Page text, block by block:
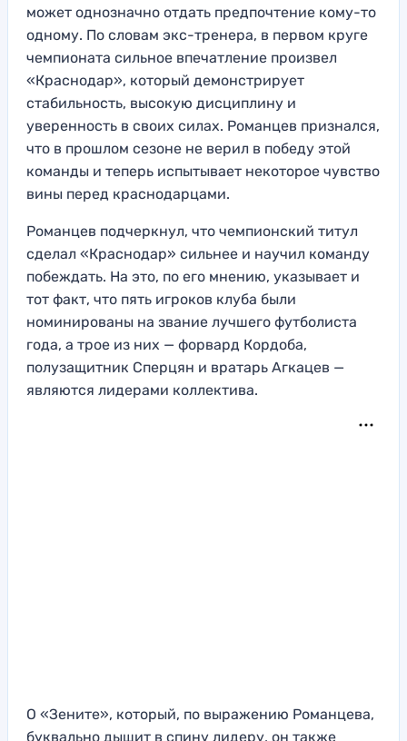
может однозначно отдать предпочтение кому-то
одному. По словам экс-тренера, в первом круге
чемпионата сильное впечатление произвел
«Краснодар», который демонстрирует
стабильность, высокую дисциплину и
уверенность в своих силах. Романцев признался,
что в прошлом сезоне не верил в победу этой
команды и теперь испытывает некоторое чувство
вины перед краснодарцами.
Романцев подчеркнул, что чемпионский титул
сделал «Краснодар» сильнее и научил команду
побеждать. На это, по его мнению, указывает и
тот факт, что пять игроков клуба были
номинированы на звание лучшего футболиста
года, а трое из них — форвард Кордоба,
полузащитник Сперцян и вратарь Агкацев —
являются лидерами коллектива.
О «Зените», который, по выражению Романцева,
буквально дышит в спину лидеру, он также